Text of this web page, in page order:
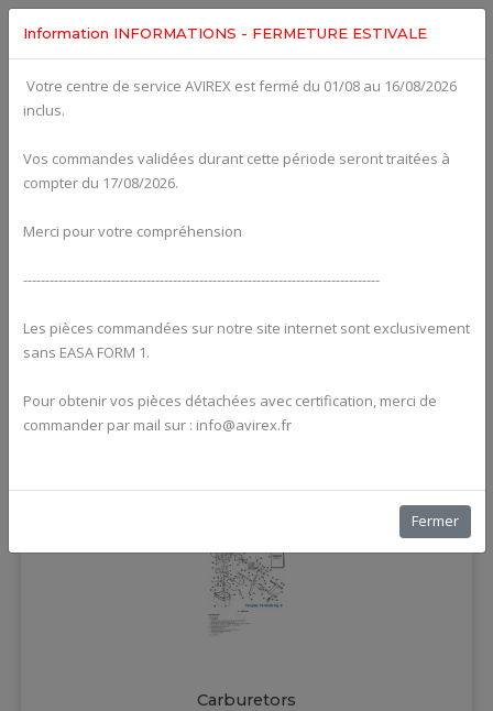
Alternators
Carburetors
Information INFORMATIONS - FERMETURE ESTIVALE
Votre centre de service AVIREX est fermé du 01/08 au 16/08/2026
inclus.
Vos commandes validées durant cette période seront traitées à
compter du 17/08/2026.
Merci pour votre compréhension
---------------------------------------------------------------------------------
Les pièces commandées sur notre site internet sont exclusivement
sans EASA FORM 1.
Pour obtenir vos pièces détachées avec certification, merci de
commander par mail sur : info@avirex.fr
Fermer